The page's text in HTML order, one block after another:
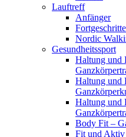
Lauftreff
Anfänger
Nordic
Gesundheitssport
Haltung und
Haltung und
Haltung und
Body Fit –
Fit und Aktiv